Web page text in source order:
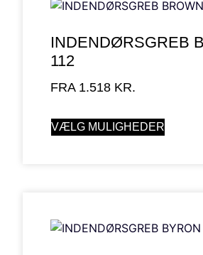
INDENDØRSGREB
112
FRA 1.518 KR.
VÆLG MULIGHEDER